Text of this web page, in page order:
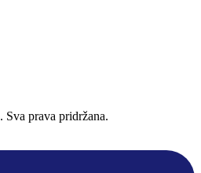
. Sva prava pridržana.